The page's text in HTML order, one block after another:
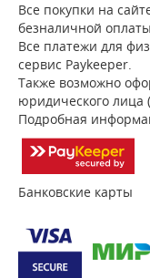
Все покупки на
безналичной
Все платежи для
сервис Paykeeper.
Также возможно
юридического
Подробная
Банковские карты